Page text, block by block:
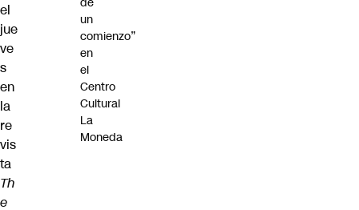
el
jue
ve
s
en
la
re
vis
ta
Th
e
un
comienzo”
en
el
Centro
Cultural
La
Moneda